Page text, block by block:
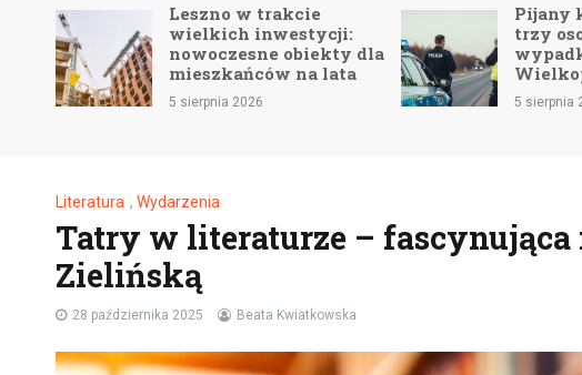
Leszno w trakcie
wielkich inwestycji:
nowoczesne obiekty dla
mieszkańców na lata
5 sierpnia 2026
Pijany kierowca zabił
trzy osoby w tragicznym
wypadku w
Wielkopolsce
5 sierpnia 2026
Literatura , Wydarzenia
Tatry w literaturze – fascynująca
Zielińską
28 października 2025 Beata Kwiatkowska